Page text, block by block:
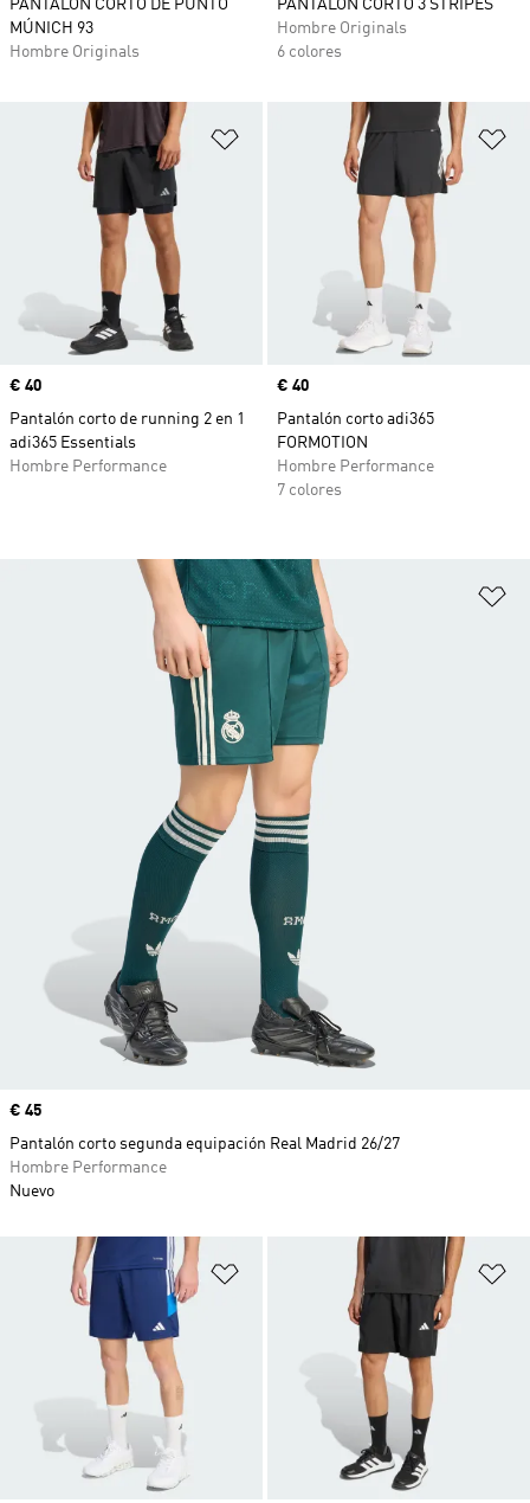
PANTALÓN CORTO DE PUNTO
MÚNICH 93
Hombre Originals
PANTALÓN CORTO 3 STRIPES
Hombre Originals
6 colores
Añadir a la lista de deseos
Precio
€ 40
Pantalón corto de running 2 en 1
adi365 Essentials
Hombre Performance
Precio
€ 40
Pantalón corto adi365
FORMOTION
Hombre Performance
7 colores
Añadir a la lista de deseos
Precio
€ 45
Pantalón corto segunda equipación Real Madrid 26/27
Hombre Performance
Nuevo